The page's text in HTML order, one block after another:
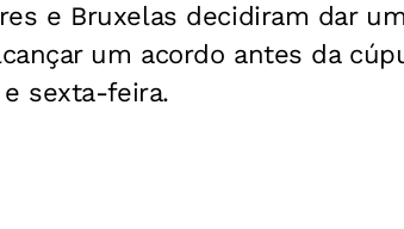
e Bruxelas decidiram dar
um acordo antes da
sexta-feira.